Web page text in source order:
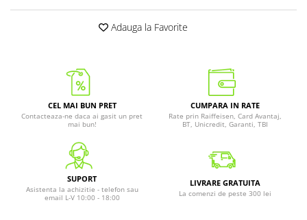
Adauga la Favorite
CEL MAI BUN PRET
Contacteaza-ne daca ai gasit un pret
mai bun!
CUMPARA IN RATE
Rate prin Raiffeisen, Card Avantaj,
BT, Unicredit, Garanti, TBI
SUPORT
Asistenta la achizitie - telefon sau
email L-V 10:00 - 18:00
LIVRARE GRATUITA
La comenzi de peste 300 lei